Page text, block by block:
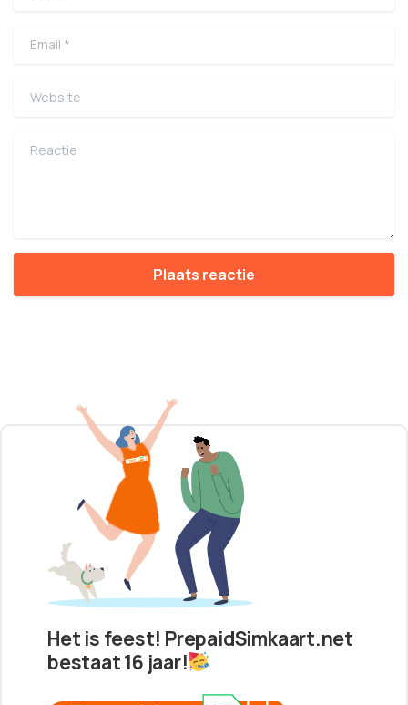
Email
Website
Reactie
Het is feest! PrepaidSimkaart.net
bestaat 16 jaar!